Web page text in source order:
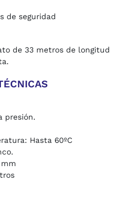
de seguridad
de 33 metros de longitud
presión.
Hasta 60ºC